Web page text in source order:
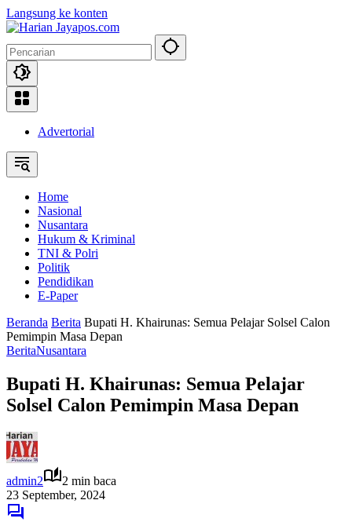
Langsung ke konten
Advertorial
Home
Nasional
Nusantara
Hukum & Kriminal
TNI & Polri
Politik
Pendidikan
E-Paper
Beranda Berita Bupati H. Khairunas: Semua Pelajar Solsel Calon
Pemimpin Masa Depan
BeritaNusantara
Bupati H. Khairunas: Semua Pelajar
Solsel Calon Pemimpin Masa Depan
admin2
2 min baca
23 September, 2024